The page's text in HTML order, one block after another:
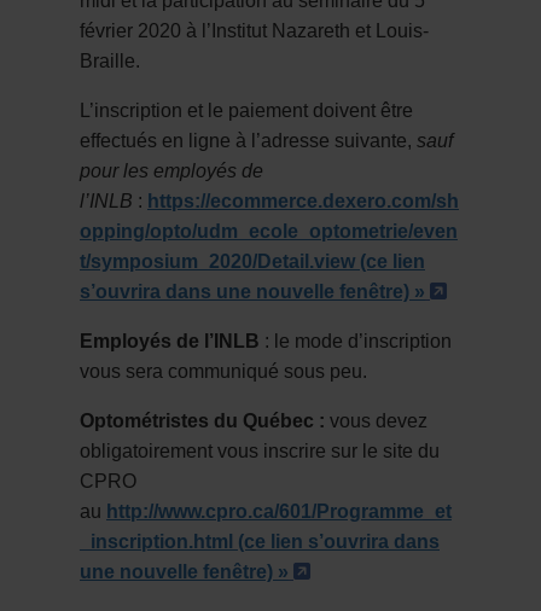
février 2020 à l’Institut Nazareth et Louis-
Braille.
L’inscription et le paiement doivent être
effectués en ligne à l’adresse suivante, sauf
pour les employés de
l’INLB : https://ecommerce.dexero.com/sh
opping/opto/udm_ecole_optometrie/even
t/symposium_2020/Detail.view (ce lien
s’ouvrira dans une nouvelle fenêtre) »
- Cet
Employés de l’INLB : le mode d’inscription
vous sera communiqué sous peu.
Optométristes du Québec : vous devez
obligatoirement vous inscrire sur le site du
CPRO
au http://www.cpro.ca/601/Programme_et
_inscription.html (ce lien s’ouvrira dans
une nouvelle fenêtre) »
- Cet hyperlien